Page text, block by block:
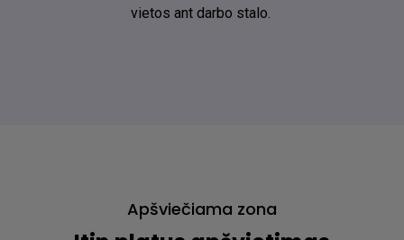
vietos ant darbo stalo. ​
Apšviečiama zona